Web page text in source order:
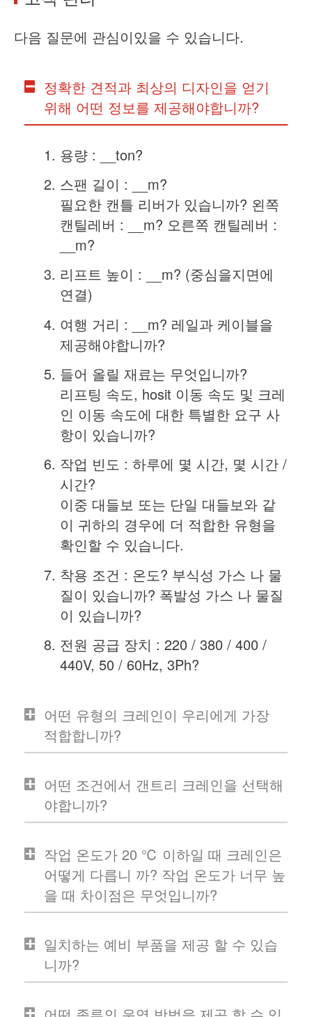
다음 질문에 관심이있을 수 있습니다.
정확한 견적과 최상의 디자인을 얻기
위해 어떤 정보를 제공해야합니까?
용량 : __ton?
스팬 길이 : __m?
필요한 캔틀 리버가 있습니까? 왼쪽
캔틸레버 : __m? 오른쪽 캔틸레버 :
__m?
리프트 높이 : __m? (중심을지면에
연결)
여행 거리 : __m? 레일과 케이블을
제공해야합니까?
들어 올릴 재료는 무엇입니까?
리프팅 속도, hosit 이동 속도 및 크레
인 이동 속도에 대한 특별한 요구 사
항이 있습니까?
작업 빈도 : 하루에 몇 시간, 몇 시간 /
시간?
이중 대들보 또는 단일 대들보와 같
이 귀하의 경우에 더 적합한 유형을
확인할 수 있습니다.
착용 조건 : 온도? 부식성 가스 나 물
질이 있습니까? 폭발성 가스 나 물질
이 있습니까?
전원 공급 장치 : 220 / 380 / 400 /
440V, 50 / 60Hz, 3Ph?
어떤 유형의 크레인이 우리에게 가장
적합합니까?
어떤 조건에서 갠트리 크레인을 선택해
야합니까?
작업 온도가 20 ℃ 이하일 때 크레인은
어떻게 다릅니 까? 작업 온도가 너무 높
을 때 차이점은 무엇입니까?
일치하는 예비 부품을 제공 할 수 있습
니까?